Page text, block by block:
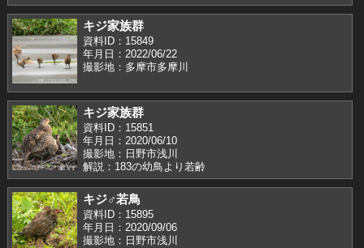
キジ家族群
資料ID：15849
年月日：2022/06/22
撮影地：多摩市多摩川
キジ家族群
資料ID：15851
年月日：2020/06/10
撮影地：日野市浅川
解説：183の幼鳥より若齢
キジ♂若鳥
資料ID：15895
年月日：2020/09/06
撮影地：日野市浅川